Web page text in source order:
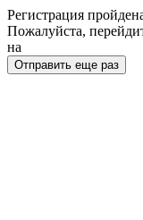
Регистрация
Пожалуйста,
на
Отправить еще раз